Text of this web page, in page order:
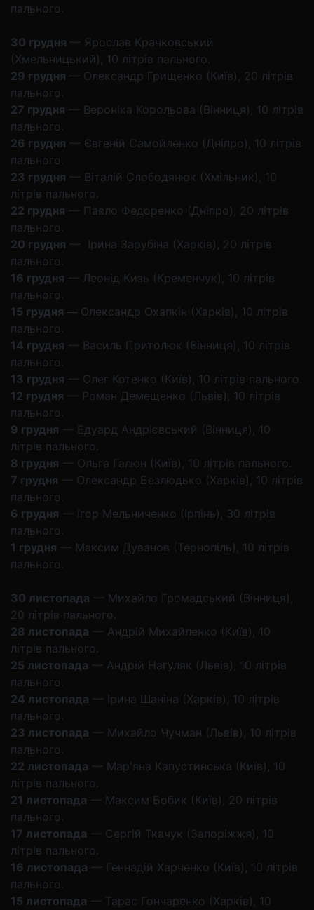
пального.
30 грудня — Ярослав Крачковський
(Хмельницький), 10 літрів пального.
29 грудня — Олександр Грищенко (Київ), 20 літрів
пального.
27 грудня — Вероніка Корольова (Вінниця), 10 літрів
пального.
26 грудня — Євгеній Самойленко (Дніпро), 10 літрів
пального.
23 грудня — Віталій Слободянюк (Хмільник), 10
літрів пального.
22 грудня — Павло Федоренко (Дніпро), 20 літрів
пального.
20 грудня — Ірина Зарубіна (Харків), 20 літрів
пального.
16 грудня — Леонід Кизь (Кременчук), 10 літрів
пального.
15 грудня — Олександр Охапкін (Харків), 10 літрів
пального.
14 грудня — Василь Притолюк (Вінниця), 10 літрів
пального.
13 грудня — Олег Котенко (Київ), 10 літрів пального.
12 грудня — Роман Демещенко (Львів), 10 літрів
пального.
9 грудня — Едуард Андрієвський (Вінниця), 10
літрів пального.
8 грудня — Ольга Галюн (Київ), 10 літрів пального.
7 грудня — Олександр Безлюдько (Харків), 10 літрів
пального.
6 грудня — Ігор Мельниченко (Ірпінь), 30 літрів
пального.
1 грудня — Максим Дуванов (Тернопіль), 10 літрів
пального.
30 листопада — Михайло Громадський (Вінниця),
20 літрів пального.
28 листопада — Андрій Михайленко (Київ), 10
літрів пального.
25 листопада — Андрій Нагуляк (Львів), 10 літрів
пального.
24 листопада — Ірина Шаніна (Харків), 10 літрів
пального.
23 листопада — Михайло Чучман (Львів), 10 літрів
пального.
22 листопада — Мар'яна Капустинська (Київ), 10
літрів пального.
21 листопада — Максим Бобик (Київ), 20 літрів
пального.
17 листопада — Сергій Ткачук (Запоріжжя), 10
літрів пального.
16 листопада — Геннадій Харченко (Київ), 10 літрів
пального.
15 листопада — Тарас Гончаренко (Харків), 10